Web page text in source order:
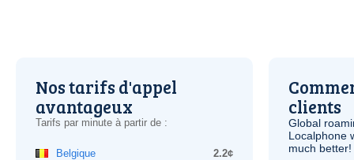
Nos tarifs d'appel
avantageux
Tarifs par minute à partir de :
Belgique
2.2¢
clients
Global
Localphone
much better!